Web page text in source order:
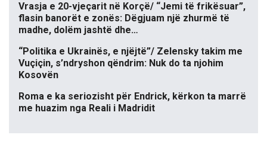
Vrasja e 20-vjeçarit në Korçë/ “Jemi të frikësuar”,
flasin banorët e zonës: Dëgjuam një zhurmë të
madhe, dolëm jashtë dhe…
“Politika e Ukrainës, e njëjtë”/ Zelensky takim me
Vuçiçin, s’ndryshon qëndrim: Nuk do ta njohim
Kosovën
Roma e ka seriozisht për Endrick, kërkon ta marrë
me huazim nga Reali i Madridit